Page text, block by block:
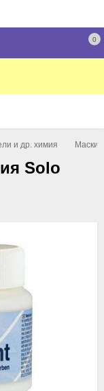
0
и др. химия
Solo